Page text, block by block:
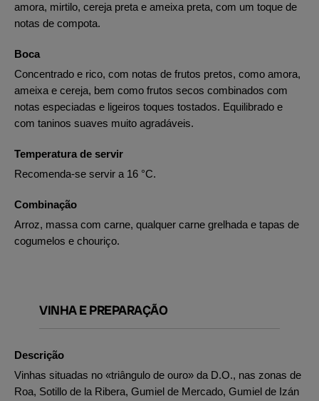
amora, mirtilo, cereja preta e ameixa preta, com um toque de
notas de compota.
Boca
Concentrado e rico, com notas de frutos pretos, como amora,
ameixa e cereja, bem como frutos secos combinados com
notas especiadas e ligeiros toques tostados. Equilibrado e
com taninos suaves muito agradáveis.
Temperatura de servir
Recomenda-se servir a 16 °C.
Combinação
Arroz, massa com carne, qualquer carne grelhada e tapas de
cogumelos e chouriço.
VINHA E PREPARAÇÃO
Descrição
Vinhas situadas no «triângulo de ouro» da D.O., nas zonas de
Roa, Sotillo de la Ribera, Gumiel de Mercado, Gumiel de Izán